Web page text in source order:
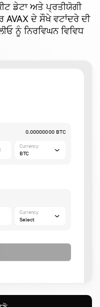
ਡੇਟਾ ਅਤੇ ਪ੍ਰਤੀਯੋਗੀ
AVAX ਦੇ ਸੌਖੇ ਵਟਾਂਦਰੇ ਦੀ
ਨੂੰ ਨਿਰਵਿਘਨ ਵਿਵਿਧ
0.00000000 BTC
Currency
BTC
Currency
Select